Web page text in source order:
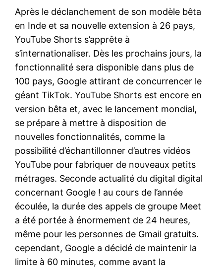
Après le déclanchement de son modèle bêta
en Inde et sa nouvelle extension à 26 pays,
YouTube Shorts s’apprête à
s’internationaliser. Dès les prochains jours, la
fonctionnalité sera disponible dans plus de
100 pays, Google attirant de concurrencer le
géant TikTok. YouTube Shorts est encore en
version bêta et, avec le lancement mondial,
se prépare à mettre à disposition de
nouvelles fonctionnalités, comme la
possibilité d’échantillonner d’autres vidéos
YouTube pour fabriquer de nouveaux petits
métrages. Seconde actualité du digital digital
concernant Google ! au cours de l’année
écoulée, la durée des appels de groupe Meet
a été portée à énormement de 24 heures,
même pour les personnes de Gmail gratuits.
cependant, Google a décidé de maintenir la
limite à 60 minutes, comme avant la